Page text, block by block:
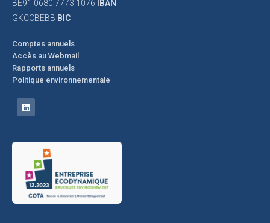
BE91 0680 7773 1076
IBAN
GKCCBEBB BIC
Comptes annuels
Accès au Webmail
Rapports annuels
Politique environnementale